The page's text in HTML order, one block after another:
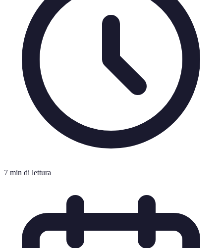
7 min di lettura